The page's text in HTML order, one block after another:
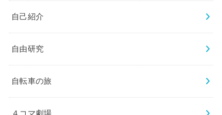
自己紹介
自由研究
自転車の旅